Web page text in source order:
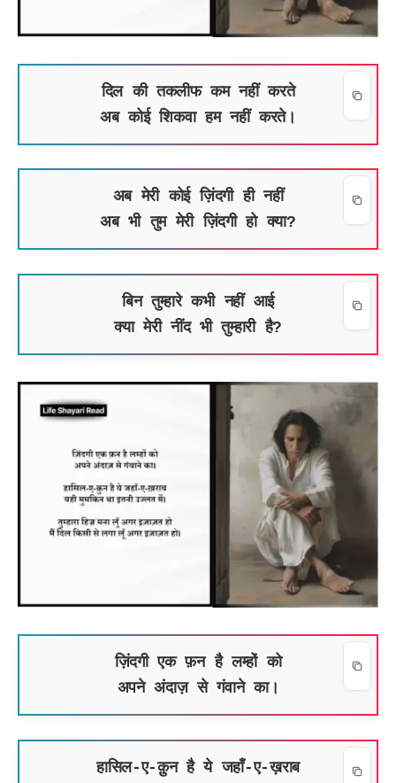
दिल की तकलीफ कम नहीं करते
अब कोई शिकवा हम नहीं करते।
अब मेरी कोई ज़िंदगी ही नहीं
अब भी तुम मेरी ज़िंदगी हो क्या?
बिन तुम्हारे कभी नहीं आई
क्या मेरी नींद भी तुम्हारी है?
ज़िंदगी एक फ़न है लम्हों को
अपने अंदाज़ से गंवाने का।
हासिल-ए-क़ुन है ये जहाँ-ए-ख़राब